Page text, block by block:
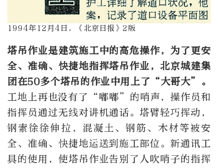
1994年12月4日，《北京日报》2版
塔吊作业是建筑施工中的高危操作，为了更安
全、准确、快捷地指挥塔吊作业，北京城建集
团在50多个塔吊的作业中用上了“大哥大”。
工地上再也没有了“嘟嘟”的哨声，操作员和
指挥员通过无线对讲机通话。塔臂轻巧挥动，
钢索徐徐伸拉，混凝土、钢筋、木材等被安
全、准确、快捷地运送到施工部位。新通讯工
具的使用，使塔吊作业告别了人吹哨子的指挥